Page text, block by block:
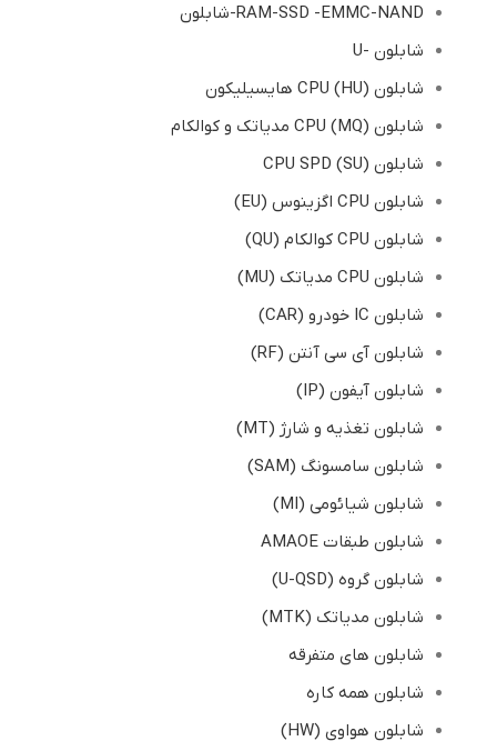
RAM-SSD -EMMC-NAND-شابلون
شابلون -U
شابلون (HU) CPU هایسیلیکون
شابلون (MQ) CPU مدیاتک و کوالکام
شابلون CPU SPD (SU)
شابلون CPU اگزینوس (EU)
شابلون CPU کوالکام (QU)
شابلون CPU مدیاتک (MU)
شابلون IC خودرو (CAR)
شابلون آی سی آنتن (RF)
شابلون آیفون (IP)
شابلون تغذیه و شارژ (MT)
شابلون سامسونگ (SAM)
شابلون شیائومی (MI)
شابلون طبقات AMAOE
شابلون گروه (U-QSD)
شابلون مدیاتک (MTK)
شابلون های متفرقه
شابلون همه کاره
شابلون هواوی (HW)